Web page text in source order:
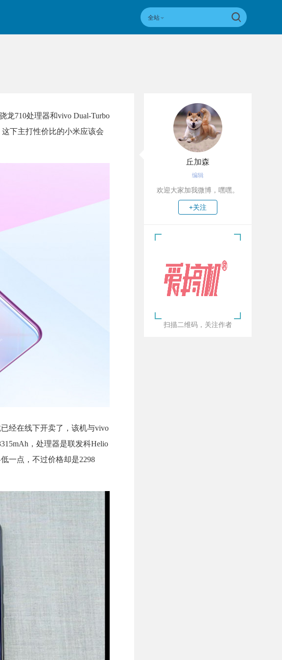
全站
龙710处理器和vivo Dual-Turbo
下主打性价比的小米应该会
经在线下开卖了，该机与vivo
，处理器是联发科Helio
一点，不过价格却是2298
丘加森
编辑
欢迎大家加我微博，嘿嘿。
+关注
扫描二维码，关注作者